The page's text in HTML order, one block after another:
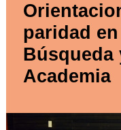
paridad
Búsqueda
Academia